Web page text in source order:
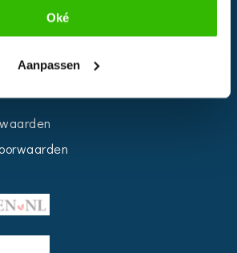
Oké
Aanpassen